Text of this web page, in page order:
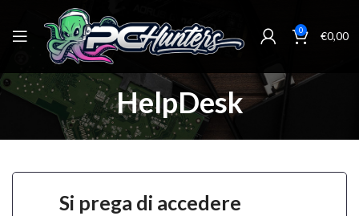
0 €0,00
HelpDesk
Si prega di accedere